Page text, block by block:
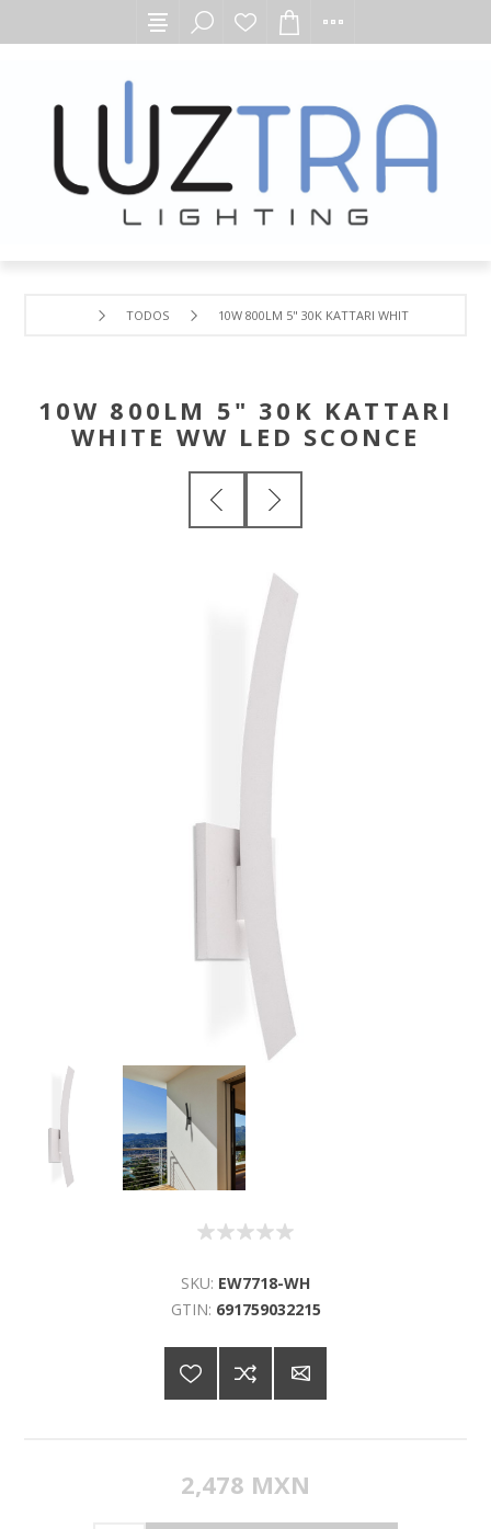
TODOS 10W 800LM 5" 30K KATTARI WHITE WW LED
10W 800LM 5" 30K KATTARI
WHITE WW LED SCONCE
SKU: EW7718-WH
GTIN: 691759032215
2,478 MXN